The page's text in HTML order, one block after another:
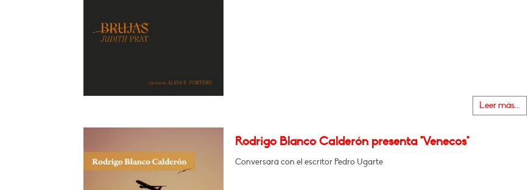
Leer más...
Rodrigo Blanco Calderón presenta "Venecos"
Conversará con el escritor Pedro Ugarte